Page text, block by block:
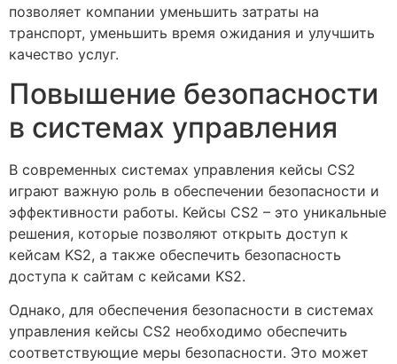
позволяет компании уменьшить затраты на
транспорт, уменьшить время ожидания и улучшить
качество услуг.
Повышение безопасности
в системах управления
В современных системах управления кейсы CS2
играют важную роль в обеспечении безопасности и
эффективности работы. Кейсы CS2 – это уникальные
решения, которые позволяют открыть доступ к
кейсам KS2, а также обеспечить безопасность
доступа к сайтам с кейсами KS2.
Однако, для обеспечения безопасности в системах
управления кейсы CS2 необходимо обеспечить
соответствующие меры безопасности. Это может